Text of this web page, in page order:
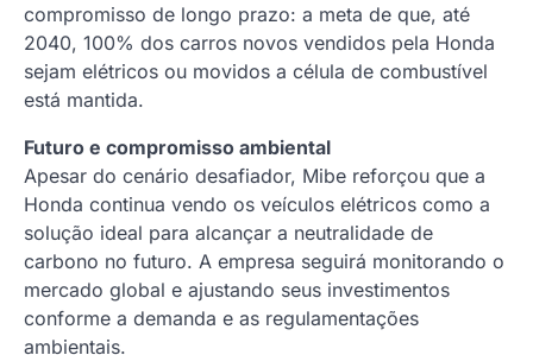
compromisso de longo prazo: a meta de que, até
2040, 100% dos carros novos vendidos pela Honda
sejam elétricos ou movidos a célula de combustível
está mantida.
Futuro e compromisso ambiental
Apesar do cenário desafiador, Mibe reforçou que a
Honda continua vendo os veículos elétricos como a
solução ideal para alcançar a neutralidade de
carbono no futuro. A empresa seguirá monitorando o
mercado global e ajustando seus investimentos
conforme a demanda e as regulamentações
ambientais.